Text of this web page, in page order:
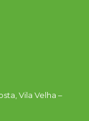
Vila Velha –